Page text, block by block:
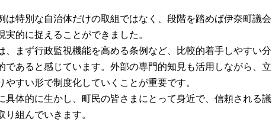
は特別な自治体だけの取組ではなく、段階を踏めば伊奈町議会
的に捉えることができました。
まず行政監視機能を高める条例など、比較的着手しやすい分
あると感じています。外部の専門的知見も活用しながら、立
すい形で制度化していくことが重要です。
具体的に生かし、町民の皆さまにとって身近で、信頼される議
組んでいきます。